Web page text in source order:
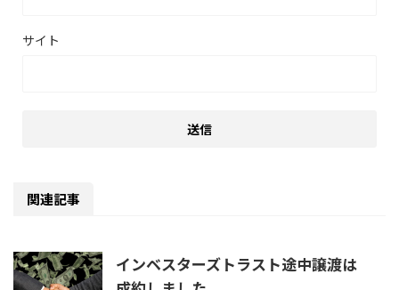
サイト
関連記事
インベスターズトラスト途中譲渡は